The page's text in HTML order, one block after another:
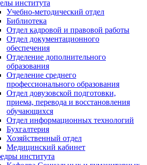
института
Учебно-методический отдел
Библиотека
Отдел кадровой и правовой работы
Отдел документационного
обеспечения
Отделение дополнительного
образования
Отделение среднего
профессионального образования
Отдел довузовской подготовки,
приема, перевода и восстановления
обучающихся
Отдел информационных технологий
Бухгалтерия
Хозяйственный отдел
Медицинский кабинет
института